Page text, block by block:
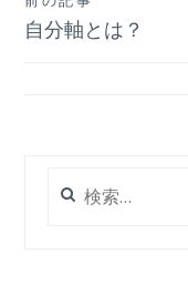
稿
自分軸とは？
索: